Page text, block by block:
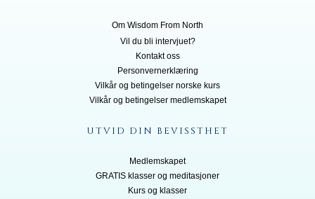
Om Wisdom From North
Vil du bli intervjuet?
Kontakt oss
Personvernerklæring
Vilkår og betingelser norske kurs
Vilkår og betingelser medlemskapet
UTVID DIN BEVISSTHET
Medlemskapet
GRATIS klasser og meditasjoner
Kurs og klasser